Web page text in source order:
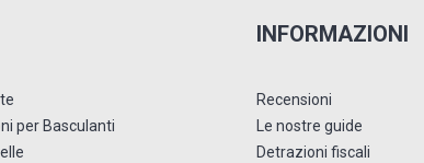
per Basculanti
INFORMAZIONI
Recensioni
Le nostre guide
Detrazioni fiscali